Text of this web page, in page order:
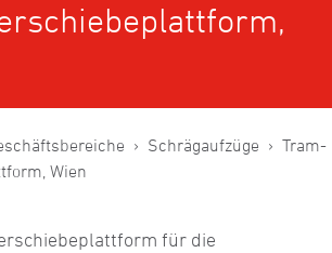
Schrägaufzüge
Tram-
Wien
für die